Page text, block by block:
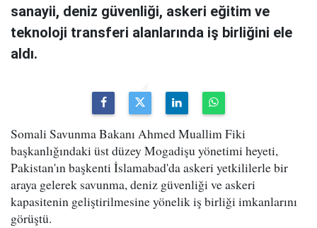
sanayii, deniz güvenliği, askeri eğitim ve
teknoloji transferi alanlarında iş birliğini ele
aldı.
Somali Savunma Bakanı Ahmed Muallim Fiki
başkanlığındaki üst düzey Mogadişu yönetimi heyeti,
Pakistan'ın başkenti İslamabad'da askeri yetkililerle bir
araya gelerek savunma, deniz güvenliği ve askeri
kapasitenin geliştirilmesine yönelik iş birliği imkanlarını
görüştü.